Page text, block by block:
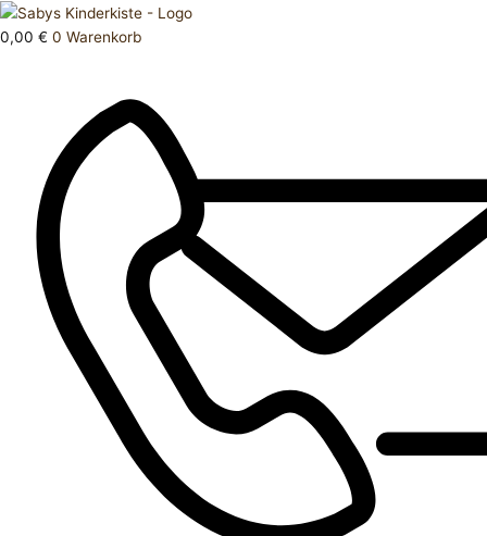
Zum
Inhalt
0,00 € 0 Warenkorb
Products
search
Mütze
62